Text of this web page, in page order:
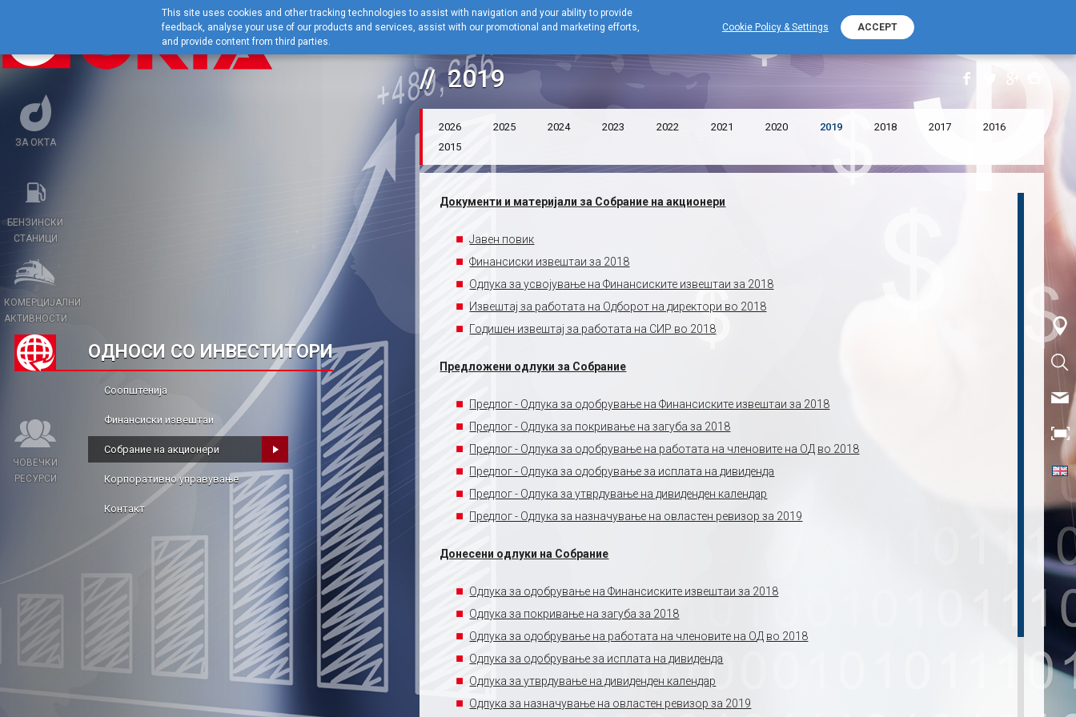
ЗА ОКТА
БЕНЗИНСКИ
СТАНИЦИ
КОМЕРЦИЈАЛНИ
АКТИВНОСТИ
ОДНОСИ СО ИНВЕСТИТОРИ
Соопштенија
Финансиски извештаи
Собрание на акционери
Корпоративно управување
Контакт
ЧОВЕЧКИ
РЕСУРСИ
Контакт телефон +389 (0) 2 2532 000
2019
2026 2025 2024 2023 2022 2021 2020 2019 2018 2017
2016
2015
Документи и материјали за Собрание на акционери
Јавен повик
Финансиски извештаи за 2018
Одлука за усвојување на Финансиските извештаи за 2018
Извештај за работата на Одборот на директори во 2018
Годишен извештај за работата на СИР во 2018
Предложени одлуки за Собрание
Предлог - Одлука за одобрување на Финансиските извештаи за 2018
Предлог - Одлука за покривање на загуба за 2018
Предлог - Одлука за одобрување на работата на членовите на ОД во 2018
Предлог - Одлука за одобрување за исплата на дивиденда
Предлог - Одлука за утврдување на дивиденден календар
Предлог - Одлука за назначување на овластен ревизор за 2019
Донесени одлуки на Собрание
Одлука за одобрување на Финансиските извештаи за 2018
Одлука за покривање на загуба за 2018
Одлука за одобрување на работата на членовите на ОД во 2018
Одлука за одобрување за исплата на дивиденда
Одлука за утврдување на дивиденден календар
Одлука за назначување на овластен ревизор за 2019
This site uses cookies and other tracking technologies to assist with navigation and your ability to provide
feedback, analyse your use of our products and services, assist with our promotional and marketing efforts,
and provide content from third parties.
Cookie Policy & Settings ACCEPT